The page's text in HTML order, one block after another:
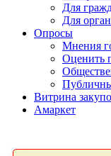
Для
Для
Опросы
Мнения
Оценить
Витрина
Амаркет